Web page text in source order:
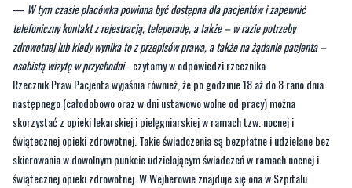
Rzecznik przypomina, że przychodnie są czynneod poniedziałku do
piątku, w godzinach pomiędzy 8.00 a 18.00, z wyłączeniem dni
ustawowo wolnych od pracy.
—W tym czasie placówka powinna być dostępna dla pacjentów i zapewnić
telefoniczny kontakt z rejestracją, teleporadę, a także – w razie potrzeby
zdrowotnej lub kiedy wynika to z przepisów prawa, a także na żądanie pacjenta –
osobistą wizytę w przychodni- czytamy w odpowiedzi rzecznika.
Rzecznik Praw Pacjenta wyjaśnia również, że po godzinie 18 aż do 8 rano dnia
następnego (całodobowo oraz w dni ustawowo wolne od pracy) można
skorzystać z opieki lekarskiej i pielęgniarskiej w ramach tzw. nocnej i